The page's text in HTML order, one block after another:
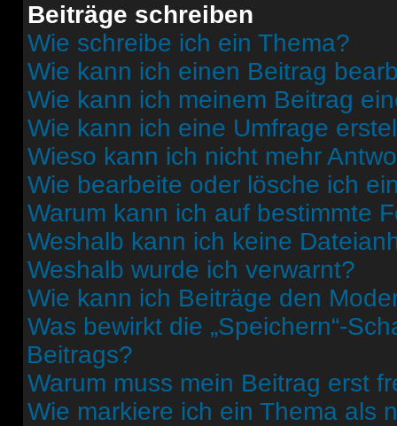
Beiträge schreiben
Wie schreibe ich ein Thema?
Wie kann ich einen Beitrag
Wie kann ich meinem Beitrag
Wie kann ich eine Umfrage
Wieso kann ich nicht mehr
Wie bearbeite oder lösche ich
Warum kann ich auf bestimmte
Weshalb kann ich keine
Weshalb wurde ich verwarnt?
Wie kann ich Beiträge den
Was bewirkt die „Speichern“-
Beitrags?
Warum muss mein Beitrag erst
Wie markiere ich ein Thema als